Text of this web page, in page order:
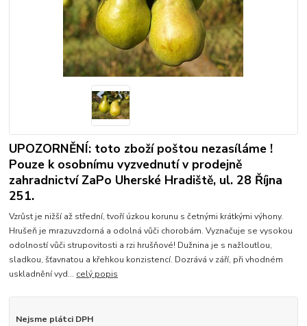
UPOZORNĚNÍ: toto zboží poštou nezasíláme !
Pouze k osobnímu vyzvednutí v prodejně
zahradnictví ZaPo Uherské Hradiště, ul. 28 Října
251.
Vzrůst je nižší až střední, tvoří úzkou korunu s četnými krátkými výhony.
Hrušeň je mrazuvzdorná a odolná vůči chorobám. Vyznačuje se vysokou
odolností vůči strupovitosti a rzi hrušňové! Dužnina je s nažloutlou,
sladkou, šťavnatou a křehkou konzistencí. Dozrává v září, při vhodném
uskladnění vyd... celý popis
Nejsme plátci DPH